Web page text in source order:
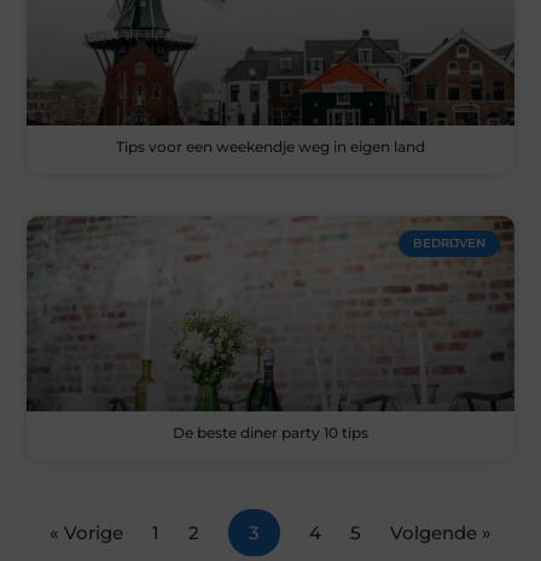
Tips voor een weekendje weg in eigen land
BEDRIJVEN
De beste diner party 10 tips
« Vorige 1 2 3 4 5 Volgende »